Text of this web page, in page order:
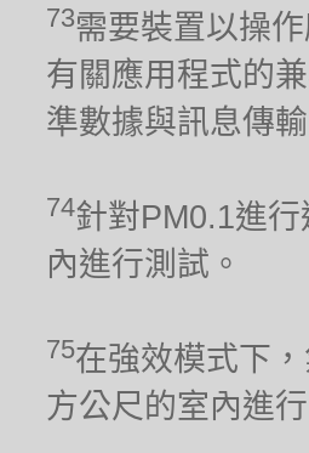
73需要裝置以操
有關應用程式的
準數據與訊息傳輸
74針對PM0.1進
內進行測試。
75在強效模式下
方公尺的室內進